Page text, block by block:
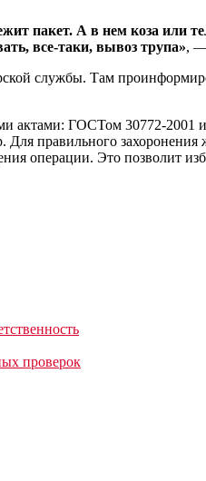
пакет. А в нем коза или
все-таки, вывоз трупа», —
службы. Там
актами: ГОСТом 30772-2001
правильного
операции. Это позволит
проверок